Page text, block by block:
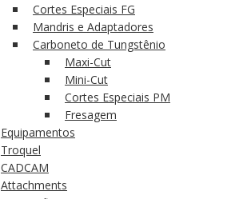
Cortes Especiais FG
Mandris e Adaptadores
Carboneto de Tungstênio
Maxi-Cut
Mini-Cut
Cortes Especiais PM
Fresagem
Equipamentos
Troquel
CADCAM
Attachments